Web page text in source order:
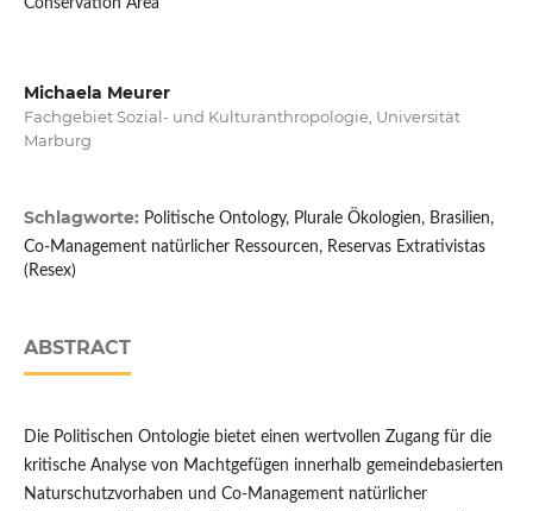
Conservation Area
Michaela Meurer
Fachgebiet Sozial- und Kulturanthropologie, Universität
Marburg
Schlagworte: Politische Ontology, Plurale Ökologien, Brasilien,
Co-Management natürlicher Ressourcen, Reservas Extrativistas
(Resex)
ABSTRACT
Die Politischen Ontologie bietet einen wertvollen Zugang für die
kritische Analyse von Machtgefügen innerhalb gemeindebasierten
Naturschutzvorhaben und Co-Management natürlicher